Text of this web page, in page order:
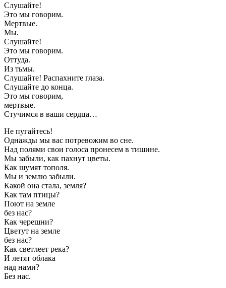
Слушайте!
Это мы говорим.
Мертвые.
Мы.
Слушайте!
Это мы говорим.
Оттуда.
Из тьмы.
Слушайте! Распахните глаза.
Слушайте до конца.
Это мы говорим,
мертвые.
Стучимся в ваши сердца…
Не пугайтесь!
Однажды мы вас потревожим во сне.
Над полями свои голоса пронесем в тишине.
Мы забыли, как пахнут цветы.
Как шумят тополя.
Мы и землю забыли.
Какой она стала, земля?
Как там птицы?
Поют на земле
без нас?
Как черешни?
Цветут на земле
без нас?
Как светлеет река?
И летят облака
над нами?
Без нас.